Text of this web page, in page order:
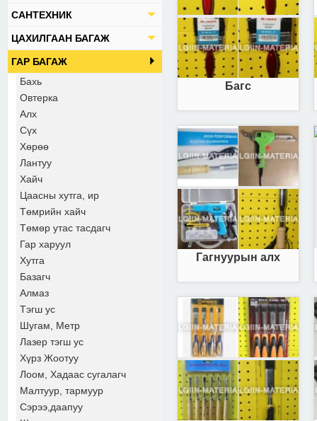
САНТЕХНИК
ЦАХИЛГААН БАГАЖ
ГАР БАГАЖ
Бахь
Овтерка
Алх
Сүх
Хөрөө
Лантуу
Хайч
Цаасны хутга, ир
Төмрийн хайч
Төмөр утас тасдагч
Гар харуул
Хутга
Базагч
Алмаз
Тэгш ус
Шугам, Метр
Лазер тэгш ус
Хүрз Жоотуу
Лоом, Хадаас сугалагч
Малтуур, тармуур
Сэрээ,даапуу
Багс
Гагнуурын алх